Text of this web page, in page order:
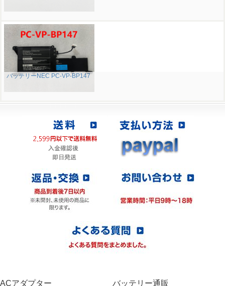
バッテリーNEC PC-VP-BP147
ACアダプター バッテリー通販